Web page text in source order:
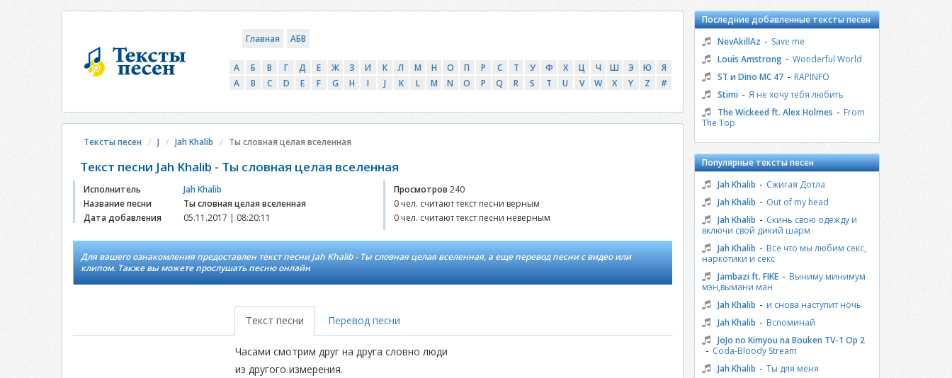
Главная АБВ
А Б В Г Д Е Ж З И К Л М Н О П Р С Т У Ф Х Ц Ч Ш Э Ю
Я
A
B C D E F G H I J K L M N O P Q R S T U V W X Y Z #
Тексты песен J Jah Khalib Ты словная целая вселенная
Текст песни Jah Khalib - Ты словная целая вселенная
Исполнитель
Jah Khalib
Название песни
Ты словная целая вселенная
Дата добавления
05.11.2017 | 08:20:11
Просмотров 240
0 чел. считают текст песни верным
0 чел. считают текст песни неверным
Для вашего ознакомления предоставлен текст песни Jah Khalib - Ты словная целая вселенная, а еще перевод песни с видео или
клипом. Также вы можете прослушать песню онлайн
Текст песни Перевод песни
Часами смотрим друг на друга словно люди
из другого измерения.
Последние добавленные тексты песен
NevAkillAz - Save me
Louis Amstrong - Wonderful World
ST и Dino MC 47 - RAPINFO
Stimi - Я не хочу тебя любить
The Wickeed ft. Alex Holmes - From
The Top
Популярные тексты песен
Jah Khalib - Сжигая Дотла
Jah Khalib - Out of my head
Jah Khalib - Скинь свою одежду и
включи свой дикий шарм
Jah Khalib - Все что мы любим секс,
наркотики и секс
Jambazi ft. FIKE - Выниму минимум
мэн,вымани ман
Jah Khalib - и снова наступит ночь
Jah Khalib - Вспоминай
JoJo no Kimyou na Bouken TV-1 Op 2
- Coda-Bloody Stream
Jah Khalib - Ты для меня